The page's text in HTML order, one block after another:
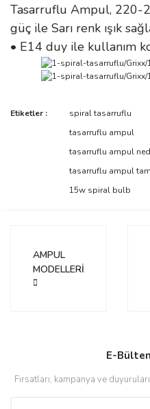
Tasarruflu Ampul, 220-
güç ile Sarı renk ışık
• E14 duy ile kullanım
Bu ürüne ilk
Bu ürünün fiyat bilgisi, resim,
tarafımıza iletebilirsiniz.
Görüş ve önerileriniz için
Ürün resmi kalitesiz, bozuk
Bu ürüne benzer farklı
Etiketler : spiral tasarruflu
tasarruflu ampul
tasarruflu ampul
tasarruflu ampul
15w spiral bulb
AMPUL
MODELLERİ
E-
Fırsatları, kampanya ve